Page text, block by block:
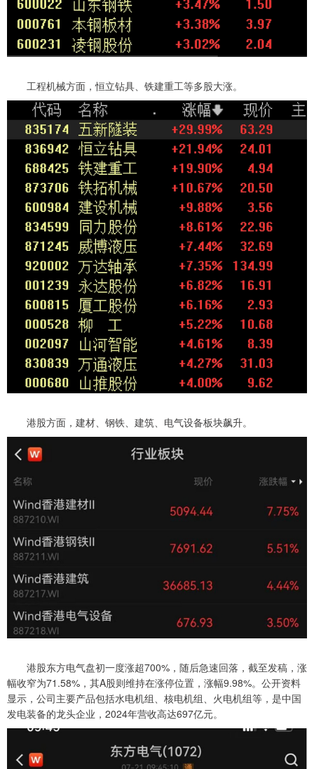
工程机械方面，恒立钻具、铁建重工等多股大涨。
港股方面，建材、钢铁、建筑、电气设备板块飙升。
港股东方电气盘初一度涨超700%，随后急速回落，截至发稿，涨
幅收窄为71.58%，其A股则维持在涨停位置，涨幅9.98%。公开资料
显示，公司主要产品包括水电机组、核电机组、火电机组等，是中国
发电装备的龙头企业，2024年营收高达697亿元。